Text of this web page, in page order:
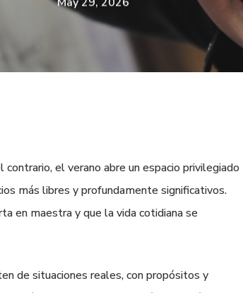
el verano abre un espacio privilegiado
más libres y profundamente significativos.
en maestra y que la vida cotidiana se
de situaciones reales, con propósitos y